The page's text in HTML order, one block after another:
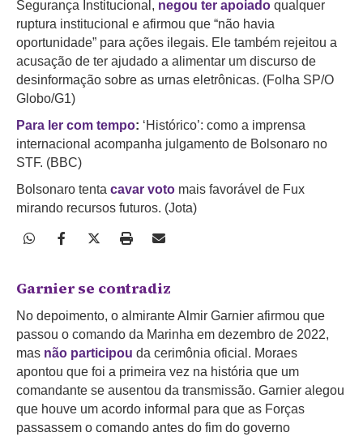
Segurança Institucional, negou ter apoiado qualquer
ruptura institucional e afirmou que “não havia
oportunidade” para ações ilegais. Ele também rejeitou a
acusação de ter ajudado a alimentar um discurso de
desinformação sobre as urnas eletrônicas. (Folha SP/O
Globo/G1)
Para ler com tempo: ‘Histórico’: como a imprensa
internacional acompanha julgamento de Bolsonaro no
STF. (BBC)
Bolsonaro tenta cavar voto mais favorável de Fux
mirando recursos futuros. (Jota)
Garnier se contradiz
No depoimento, o almirante Almir Garnier afirmou que
passou o comando da Marinha em dezembro de 2022,
mas não participou da cerimônia oficial. Moraes
apontou que foi a primeira vez na história que um
comandante se ausentou da transmissão. Garnier alegou
que houve um acordo informal para que as Forças
passassem o comando antes do fim do governo